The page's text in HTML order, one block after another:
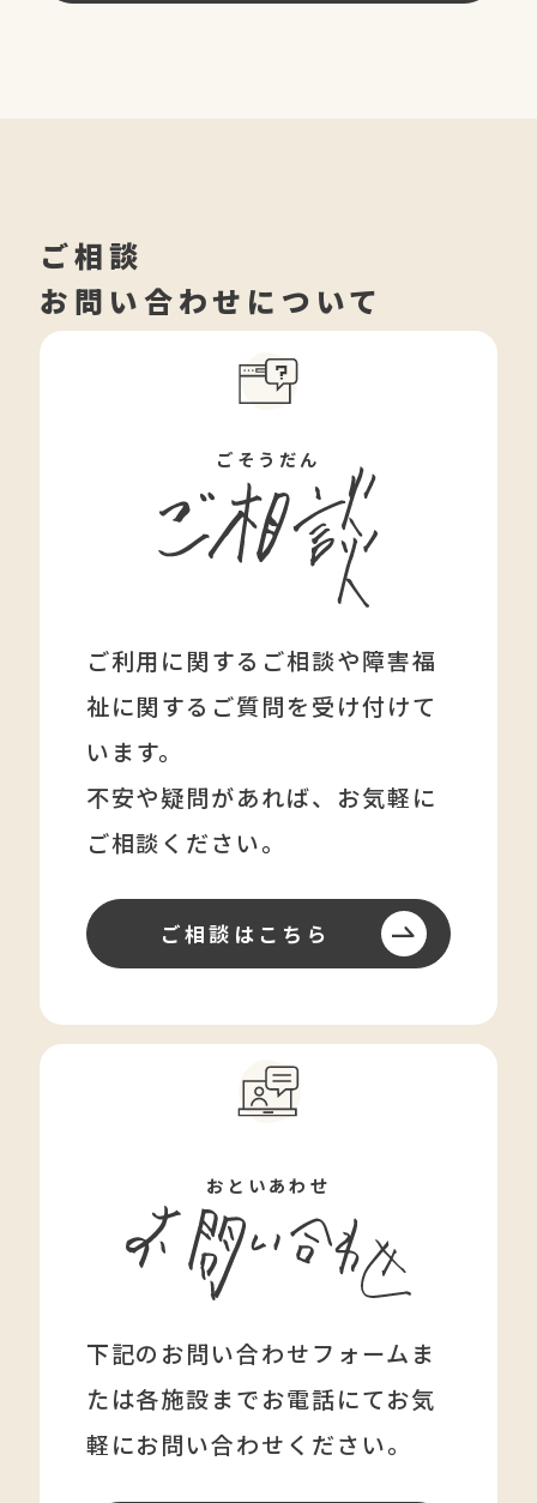
ご相談
お問い合わせについて
ごそうだん
ご利用に関するご相談や障害福
祉に関する ご質問を受け付けて
います。
不安や疑問があれば、 お気軽に
ご相談ください。
ご相談はこちら
おといあわせ
下記のお問い合わせフォームま
たは各施設までお電話にてお気
軽にお問い合わせください。